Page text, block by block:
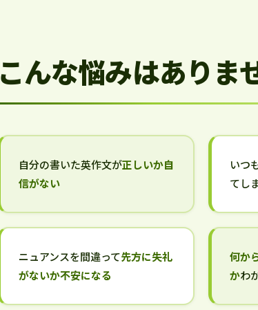
こんな悩みはありま
自分の書いた英作文が正しいか自
信がない
いつ
てし
ニュアンスを間違って先方に失礼
がないか不安になる
何か
かわ